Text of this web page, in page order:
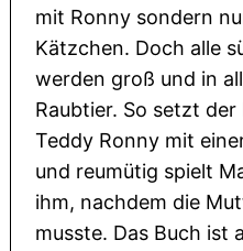
mit Ronny sondern
Kätzchen. Doch alle
werden groß und in
Raubtier. So setzt
Teddy Ronny mit
und reumütig spielt
ihm, nachdem die
musste. Das Buch ist